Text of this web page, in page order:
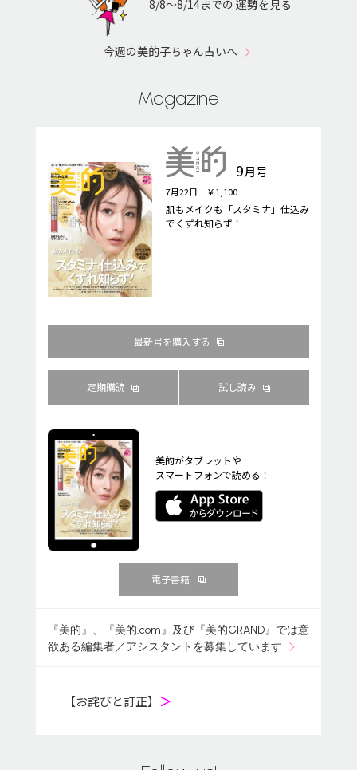
8/8〜8/14までの 運勢を見る
今週の美的子ちゃん占いへ
Magazine
9月号
7月22日 ￥1,100
肌もメイクも「スタミナ」仕込み
でくずれ知らず！
最新号を購入する
定期購読 試し読み
美的がタブレットや
スマートフォンで読める！
電子書籍
『美的』、『美的.com』及び『美的GRAND』では意
欲ある編集者／アシスタントを募集しています
【お詫びと訂正】 ＞